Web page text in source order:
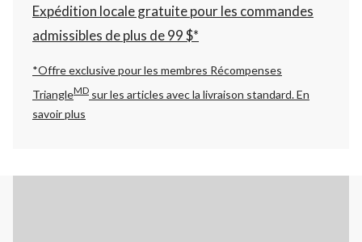
Expédition locale gratuite pour les commandes
admissibles de plus de 99 $*
*Offre exclusive pour les membres Récompenses
TriangleMD sur les articles avec la livraison standard.En
savoir plus